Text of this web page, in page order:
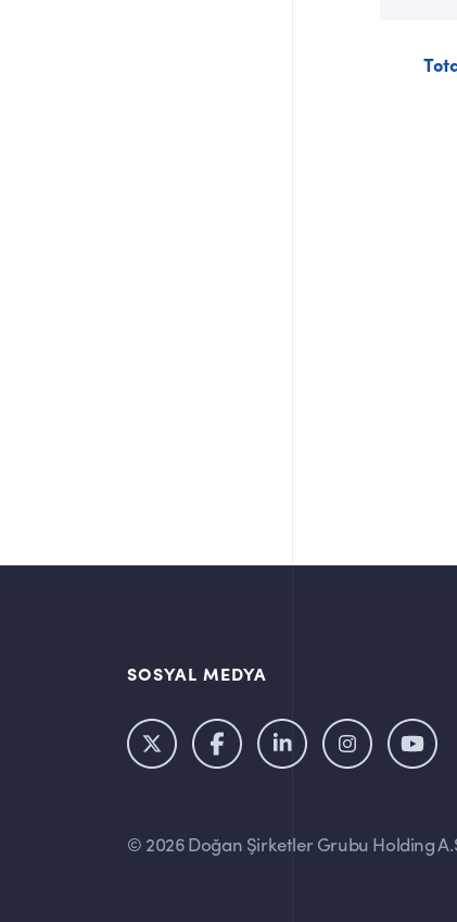
SOSYAL MEDYA
© 2026 Doğan Şirketler Grubu Holding